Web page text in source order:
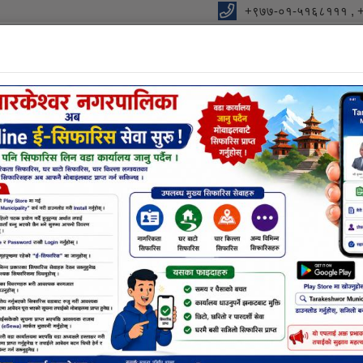
+९७७-०१-५१६८१११ ,
कार्यालय
आधार "
विधुतीय शुसासन सेवा शाखा सूचना तथा जानकारी
नक्सा सम्बन्धि छलफलमा सहभागी हुने बारे
सुचारू हुने